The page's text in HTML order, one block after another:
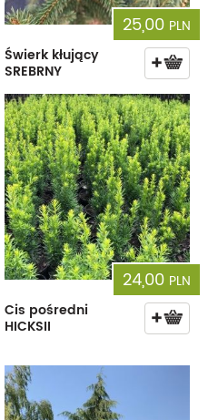
25,00 PLN
Świerk kłujący
SREBRNY
24,00 PLN
Cis pośredni
HICKSII